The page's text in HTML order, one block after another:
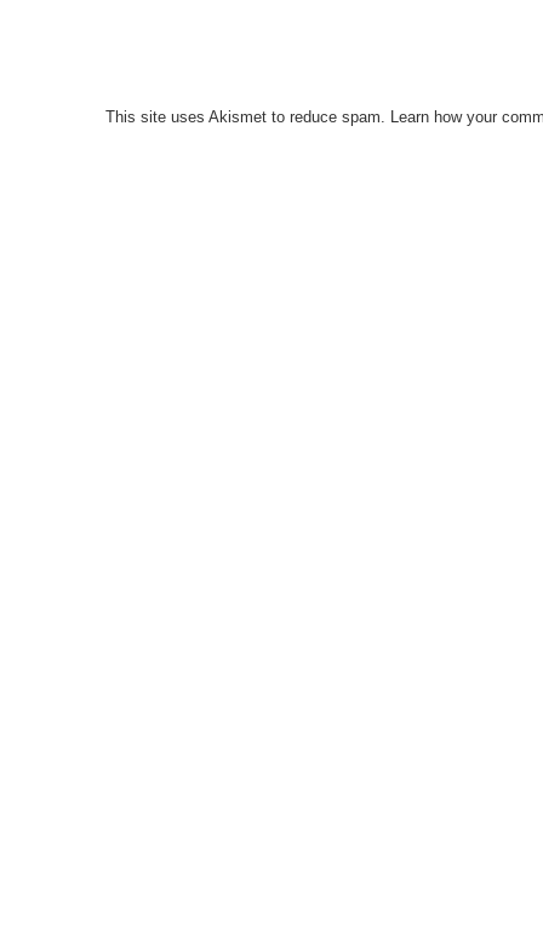
This site uses Akismet to reduce spam. Learn how your